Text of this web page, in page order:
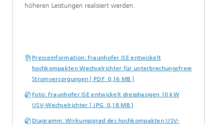
höheren Leistungen realisiert werden.
Presseinformation: Fraunhofer ISE entwickelt
hochkompakten Wechselrichter für unterbrechungsfreie
Stromversorgungen [ PDF 0,16 MB ]
Foto: Fraunhofer ISE entwickelt dreiphasigen 10 kW
USV-Wechselrichter [ JPG 0,18 MB ]
Diagramm: Wirkungsgrad des hochkompakten USV-